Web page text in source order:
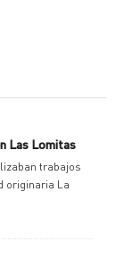
Las Lomitas
trabajos
originaria La